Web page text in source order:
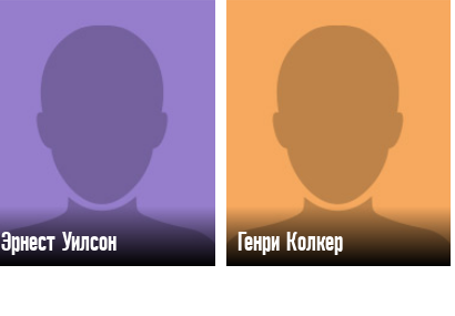
Эрнест Уилсон Генри Колкер